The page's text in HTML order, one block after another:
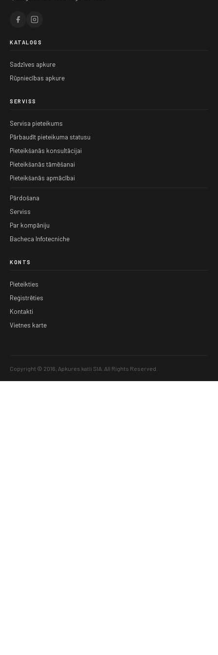
KATALOGS
Sadzīves apkure
Rūpniecības apkure
SERVISS
Servisa pieteikums
Pārbaudīt pieteikuma statusu
Pieteikšanās konsultācijai
Pieteikšanās tāmēšanai
Pieteikšanās apmācībai
Pārdošana
Serviss
Par kompāniju
Bacheca Infotecniche
KONTS
Pieteikties
Reģistrēties
Kontakti
Vietnes karte
Copyright © 2016, Apkures katli SIA. All Rights Reserved.